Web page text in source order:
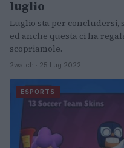
luglio
Luglio sta per concludersi,
ed anche questa ci ha
scopriamole.
2watch · 25 Lug 2022
ESPORTS